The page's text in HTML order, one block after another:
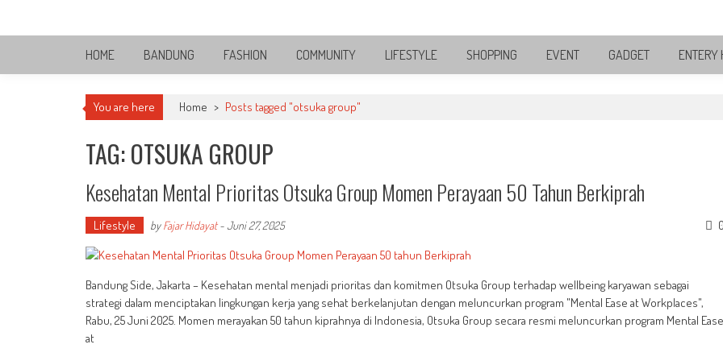
Bandung Side
Sisi Cantik Bandung
HOME BANDUNG FASHION COMMUNITY LIFESTYLE SHOPPING EVENT GADGET ENTERY
You are here Home > Posts tagged "otsuka group"
TAG: OTSUKA GROUP
Kesehatan Mental Prioritas Otsuka Group Momen Perayaan 50 Tahun Berkiprah
Lifestyle byFajar Hidayat-Juni 27, 2025 0
Bandung Side, Jakarta – Kesehatan mental menjadi prioritas dan komitmen Otsuka Group terhadap wellbeing karyawan sebagai
strategi dalam menciptakan lingkungan kerja yang sehat berkelanjutan dengan meluncurkan program "Mental Ease at Workplaces",
Rabu, 25 Juni 2025. Momen merayakan 50 tahun kiprahnya di Indonesia, Otsuka Group secara resmi meluncurkan program Mental Ease
at